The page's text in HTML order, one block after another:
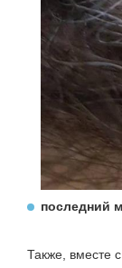
последний
Также, вместе